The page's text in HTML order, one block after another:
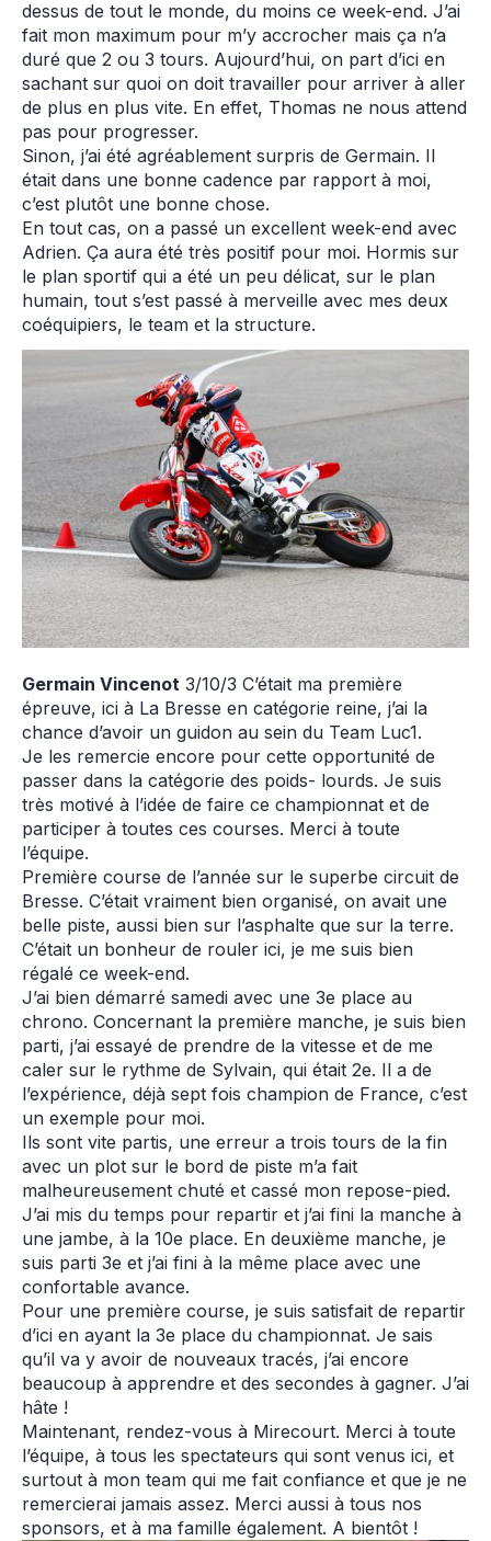
dessus de tout le monde, du moins ce week-end. J’ai
fait mon maximum pour m’y accrocher mais ça n’a
duré que 2 ou 3 tours. Aujourd’hui, on part d’ici en
sachant sur quoi on doit travailler pour arriver à aller
de plus en plus vite. En effet, Thomas ne nous attend
pas pour progresser.
Sinon, j’ai été agréablement surpris de Germain. Il
était dans une bonne cadence par rapport à moi,
c’est plutôt une bonne chose.
En tout cas, on a passé un excellent week-end avec
Adrien. Ça aura été très positif pour moi. Hormis sur
le plan sportif qui a été un peu délicat, sur le plan
humain, tout s’est passé à merveille avec mes deux
coéquipiers, le team et la structure.
Germain Vincenot 3/10/3 C’était ma première
épreuve, ici à La Bresse en catégorie reine, j’ai la
chance d’avoir un guidon au sein du Team Luc1.
Je les remercie encore pour cette opportunité de
passer dans la catégorie des poids- lourds. Je suis
très motivé à l’idée de faire ce championnat et de
participer à toutes ces courses. Merci à toute
l’équipe.
Première course de l’année sur le superbe circuit de
Bresse. C’était vraiment bien organisé, on avait une
belle piste, aussi bien sur l’asphalte que sur la terre.
C’était un bonheur de rouler ici, je me suis bien
régalé ce week-end.
J’ai bien démarré samedi avec une 3e place au
chrono. Concernant la première manche, je suis bien
parti, j’ai essayé de prendre de la vitesse et de me
caler sur le rythme de Sylvain, qui était 2e. Il a de
l’expérience, déjà sept fois champion de France, c’est
un exemple pour moi.
Ils sont vite partis, une erreur a trois tours de la fin
avec un plot sur le bord de piste m’a fait
malheureusement chuté et cassé mon repose-pied.
J’ai mis du temps pour repartir et j’ai fini la manche à
une jambe, à la 10e place. En deuxième manche, je
suis parti 3e et j’ai fini à la même place avec une
confortable avance.
Pour une première course, je suis satisfait de repartir
d’ici en ayant la 3e place du championnat. Je sais
qu’il va y avoir de nouveaux tracés, j’ai encore
beaucoup à apprendre et des secondes à gagner. J’ai
hâte !
Maintenant, rendez-vous à Mirecourt. Merci à toute
l’équipe, à tous les spectateurs qui sont venus ici, et
surtout à mon team qui me fait confiance et que je ne
remercierai jamais assez. Merci aussi à tous nos
sponsors, et à ma famille également. A bientôt !